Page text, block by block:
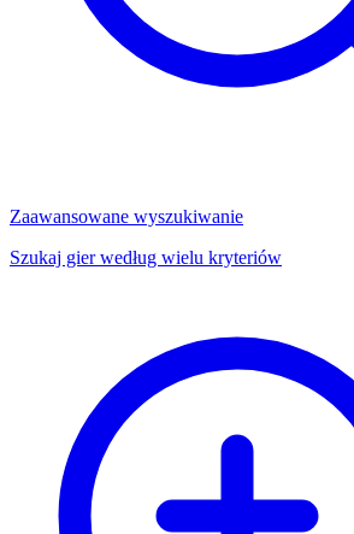
Zaawansowane wyszukiwanie
Szukaj gier według wielu kryteriów